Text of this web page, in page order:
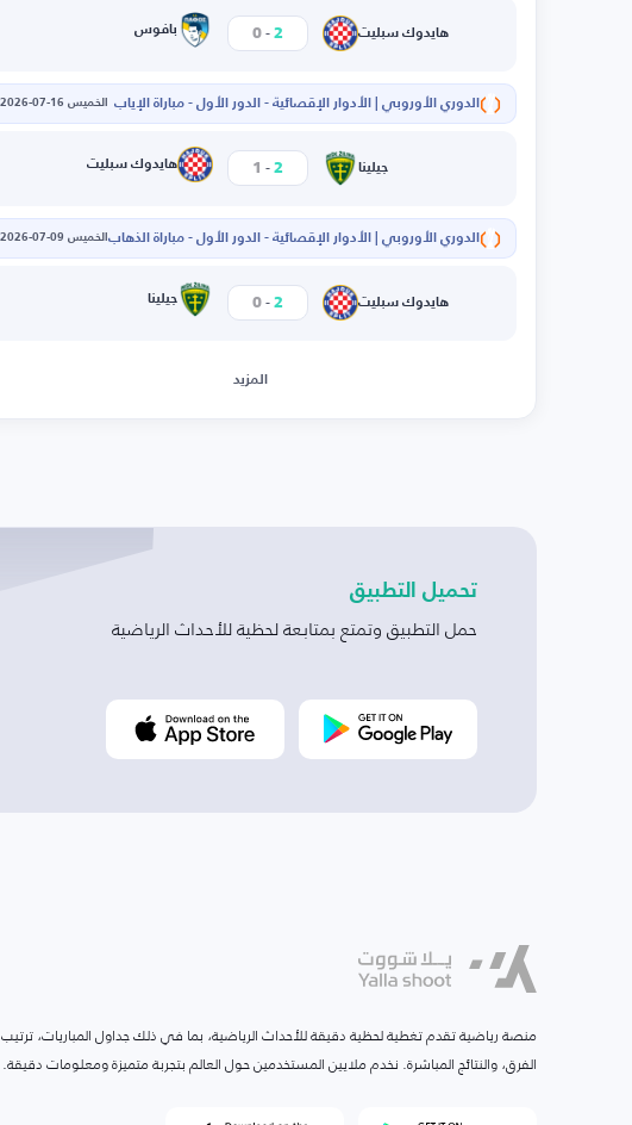
هايدوك سبليت 2
-
0 بافوس
الدوري الأوروبي | الأدوار الإقصائية - الدور الأول - مباراة الإياب الخميس 16-07-2026
جيلينا 2
-
1 هايدوك سبليت
الدوري الأوروبي | الأدوار الإقصائية - الدور الأول - مباراة الذهاب الخميس 09-07-2026
هايدوك سبليت 2
-
0 جيلينا
المزيد
تحميل التطبيق
حمل التطبيق وتمتع بمتابعة لحظية للأحداث الرياضية
منصة رياضية تقدم تغطية لحظية دقيقة للأحداث الرياضية، بما في ذلك جداول المباريات، ترتيب
الفرق، والنتائج المباشرة. نخدم ملايين المستخدمين حول العالم بتجربة متميزة ومعلومات دقيقة.